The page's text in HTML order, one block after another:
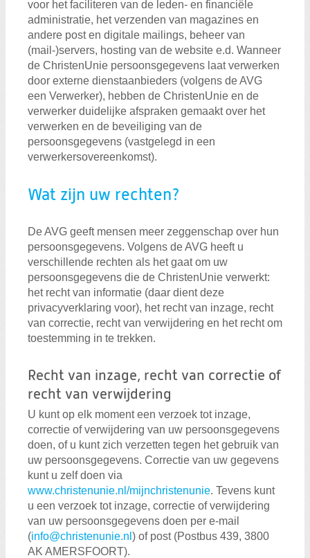
voor het faciliteren van de leden- en financiële
administratie, het verzenden van magazines en
andere post en digitale mailings, beheer van
(mail-)servers, hosting van de website e.d. Wanneer
de ChristenUnie persoonsgegevens laat verwerken
door externe dienstaanbieders (volgens de AVG
een Verwerker), hebben de ChristenUnie en de
verwerker duidelijke afspraken gemaakt over het
verwerken en de beveiliging van de
persoonsgegevens (vastgelegd in een
verwerkersovereenkomst).
Wat zijn uw rechten?
De AVG geeft mensen meer zeggenschap over hun
persoonsgegevens. Volgens de AVG heeft u
verschillende rechten als het gaat om uw
persoonsgegevens die de ChristenUnie verwerkt:
het recht van informatie (daar dient deze
privacyverklaring voor), het recht van inzage, recht
van correctie, recht van verwijdering en het recht om
toestemming in te trekken.
Recht van inzage, recht van correctie of
recht van verwijdering
U kunt op elk moment een verzoek tot inzage,
correctie of verwijdering van uw persoonsgegevens
doen, of u kunt zich verzetten tegen het gebruik van
uw persoonsgegevens. Correctie van uw gegevens
kunt u zelf doen via
www.christenunie.nl/mijnchristenunie. Tevens kunt
u een verzoek tot inzage, correctie of verwijdering
van uw persoonsgegevens doen per e-mail
(info@christenunie.nl ) of post (Postbus 439, 3800
AK AMERSFOORT).